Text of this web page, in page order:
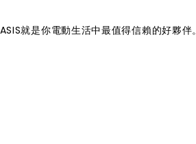
就是你電動生活中最值得信賴的好夥伴